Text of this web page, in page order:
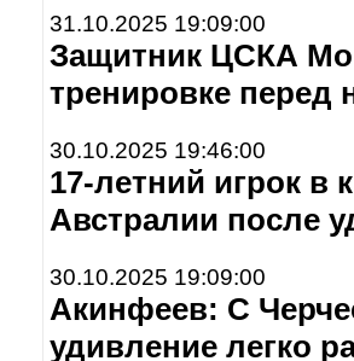
31.10.2025 19:09:00
Защитник ЦСКА
тренировке перед
30.10.2025 19:46:00
17-летний игрок в
Австралии после
30.10.2025 19:09:00
Акинфеев: С
удивление легко